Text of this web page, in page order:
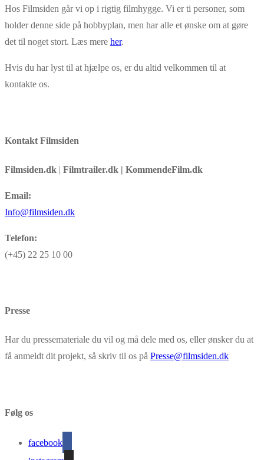
Hos Filmsiden går vi op i rigtig filmhygge. Vi er ti personer, som
holder denne side på hobbyplan, men har alle et ønske om at gøre
det til noget stort. Læs mere her.
Hvis du har lyst til at hjælpe os, er du altid velkommen til at
kontakte os.
Kontakt Filmsiden
Filmsiden.dk | Filmtrailer.dk | KommendeFilm.dk
Email:
Info@filmsiden.dk
Telefon:
(+45) 22 25 10 00
Presse
Har du pressemateriale du vil og må dele med os, eller ønsker du at
få anmeldt dit projekt, så skriv til os på Presse@filmsiden.dk
Følg os
facebook